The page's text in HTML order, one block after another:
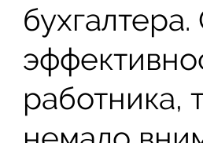
работника,